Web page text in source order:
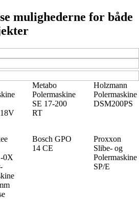
mulighederne for både
Metabo
Polermaskine
SE 17-200
RT
Holzmann
Polermaskine
DSM200PS
0X
Bosch GPO
14 CE
Proxxon
Slibe- og
Polermaskine
SP/E